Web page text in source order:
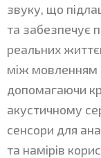
звуку, що
та забезпечує
реальних
між мовленням
допомагаючи
акустичному
сенсори для
та намірів